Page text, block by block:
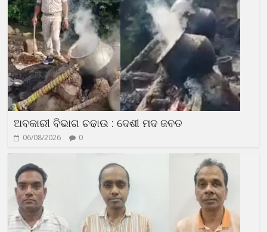
ଅବକାରୀ ବିଭାଗ ଚଢାଉ : ଦେଶୀ ମଦ ଜବତ
06/08/2026 0